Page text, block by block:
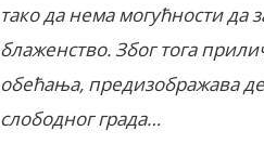
тако да нема могућности да
блаженство. Због тога
обећања, предизображава
слободног града…